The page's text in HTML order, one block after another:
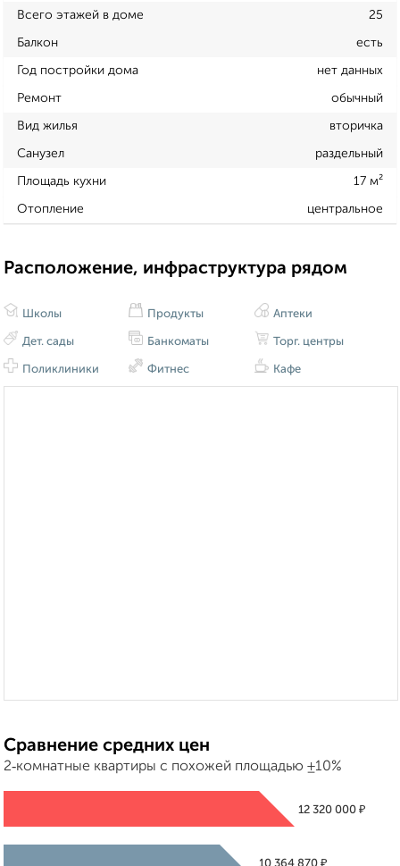
Всего этажей в доме 25
Балкон есть
Год постройки дома нет данных
Ремонт обычный
Вид жилья вторичка
Санузел раздельный
Площадь кухни 17 м²
Отопление центральное
Расположение, инфраструктура рядом
Школы
Дет. сады
Поликлиники
Продукты
Банкоматы
Фитнес
Аптеки
Торг. центры
Кафе
Сравнение средних цен
2‑комнатные квартиры с похожей площадью ±10%
12 320 000 ₽
₽